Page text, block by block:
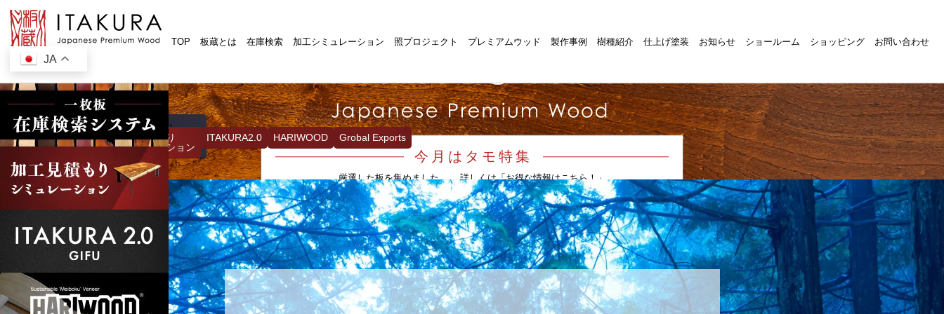
JA
TOP 板蔵とは 在庫検索 加工シミュレーション 照プロジェクト プレミアムウッド 製作事例 樹種紹介 仕上げ塗装 お知らせ ショールーム ショッピング お問い合わせ
お気軽にお問合せください
受付時間：9:00~17:00（日・祝 除く）
在庫検索システム
見積もり
シミュレーション
ITAKURA2.0 HARIWOOD Grobal Exports
今月はタモ特集
厳選した板を集めました。 詳しくは「お得な情報はこちら！」